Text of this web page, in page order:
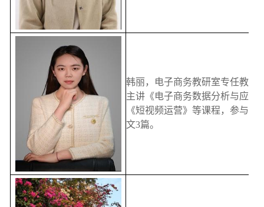
韩丽，电子商务教研室专任教师
主讲《电子商务数据分析与应用
《短视频运营》等课程，参与
文3篇。